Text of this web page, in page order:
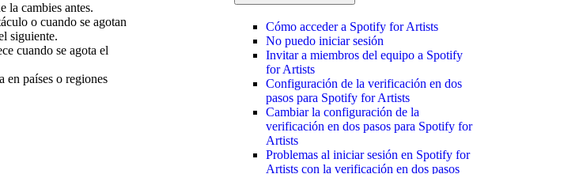
la cambies antes.
o cuando se agotan
siguiente.
cuando se agota el
en países o regiones
Cómo acceder a Spotify for Artists
No puedo iniciar sesión
Invitar a miembros del equipo a Spotify
for Artists
Configuración de la verificación en dos
pasos para Spotify for Artists
Cambiar la configuración de la
verificación en dos pasos para Spotify for
Artists
Problemas al iniciar sesión en Spotify for
Artists con la verificación en dos pasos